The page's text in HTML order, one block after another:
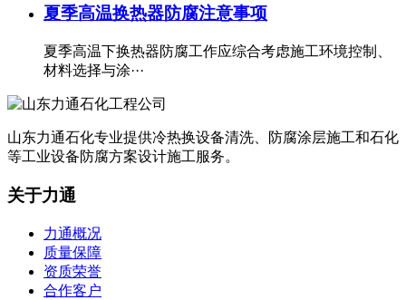
夏季高温换热器防腐注意事项
夏季高温下换热器防腐工作应综合考虑施工环境控制、
材料选择与涂···
山东力通石化专业提供冷热换设备清洗、防腐涂层施工和石化
等工业设备防腐方案设计施工服务。
关于力通
力通概况
质量保障
资质荣誉
合作客户